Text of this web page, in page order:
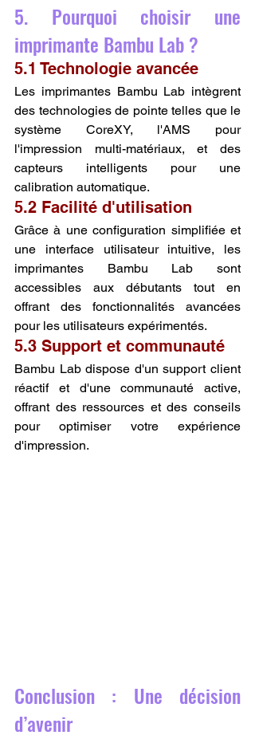
5. Pourquoi choisir une
imprimante Bambu Lab ?
5.1 Technologie avancée
Les imprimantes Bambu Lab intègrent
des technologies de pointe telles que le
système CoreXY, l'AMS pour
l'impression multi-matériaux, et des
capteurs intelligents pour une
calibration automatique.
5.2 Facilité d'utilisation
Grâce à une configuration simplifiée et
une interface utilisateur intuitive, les
imprimantes Bambu Lab sont
accessibles aux débutants tout en
offrant des fonctionnalités avancées
pour les utilisateurs expérimentés.
5.3 Support et communauté
Bambu Lab dispose d'un support client
réactif et d'une communauté active,
offrant des ressources et des conseils
pour optimiser votre expérience
d'impression.
Conclusion : Une décision
d’avenir